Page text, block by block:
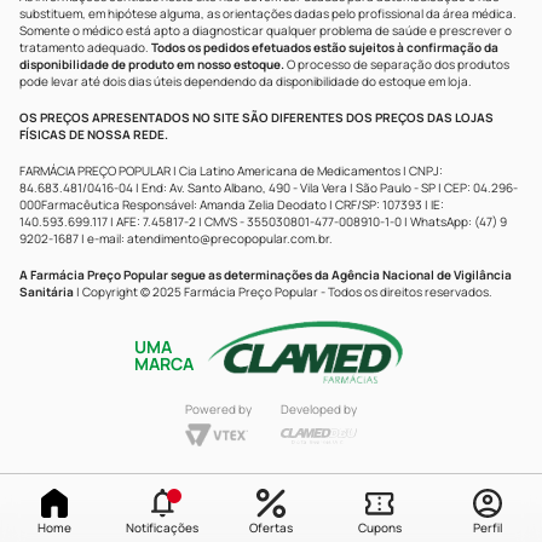
Home Notificações Ofertas Cupons Perfil
substituem, em hipótese alguma, as orientações dadas pelo profissional da área médica.
Somente o médico está apto a diagnosticar qualquer problema de saúde e prescrever o
tratamento adequado. Todos os pedidos efetuados estão sujeitos à confirmação da
disponibilidade de produto em nosso estoque.O processo de separação dos produtos
pode levar até dois dias úteis dependendo da disponibilidade do estoque em loja.
OS PREÇOS APRESENTADOS NO SITE SÃO DIFERENTES DOS PREÇOS DAS LOJAS
FÍSICAS DE NOSSA REDE.
FARMÁCIA PREÇO POPULAR | Cia Latino Americana de Medicamentos | CNPJ:
84.683.481/0416-04 | End: Av. Santo Albano, 490 - Vila Vera | São Paulo - SP | CEP: 04.296-
000Farmacêutica Responsável: Amanda Zelia Deodato | CRF/SP: 107393 | IE:
140.593.699.117 | AFE: 7.45817-2 | CMVS - 355030801-477-008910-1-0 | WhatsApp: (47) 9
9202-1687 | e-mail: atendimento@precopopular.com.br.
A Farmácia Preço Popular segue as determinações da Agência Nacional de Vigilância
Sanitária | Copyright © 2025 Farmácia Preço Popular - Todos os direitos reservados.
UMA
MARCA
Powered by Developed by